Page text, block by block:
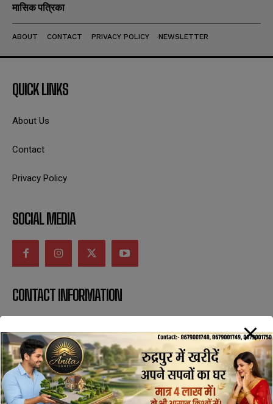
मासिक पत्रिका
ABOUT CONTACT PRIVACY POLICY NEWSLETTER
QUICK LINKS
About Us
Contact
Privacy Policy
SOCIAL MEDIA
CONTACT INFORMATION
SUBSCRIBE NOW